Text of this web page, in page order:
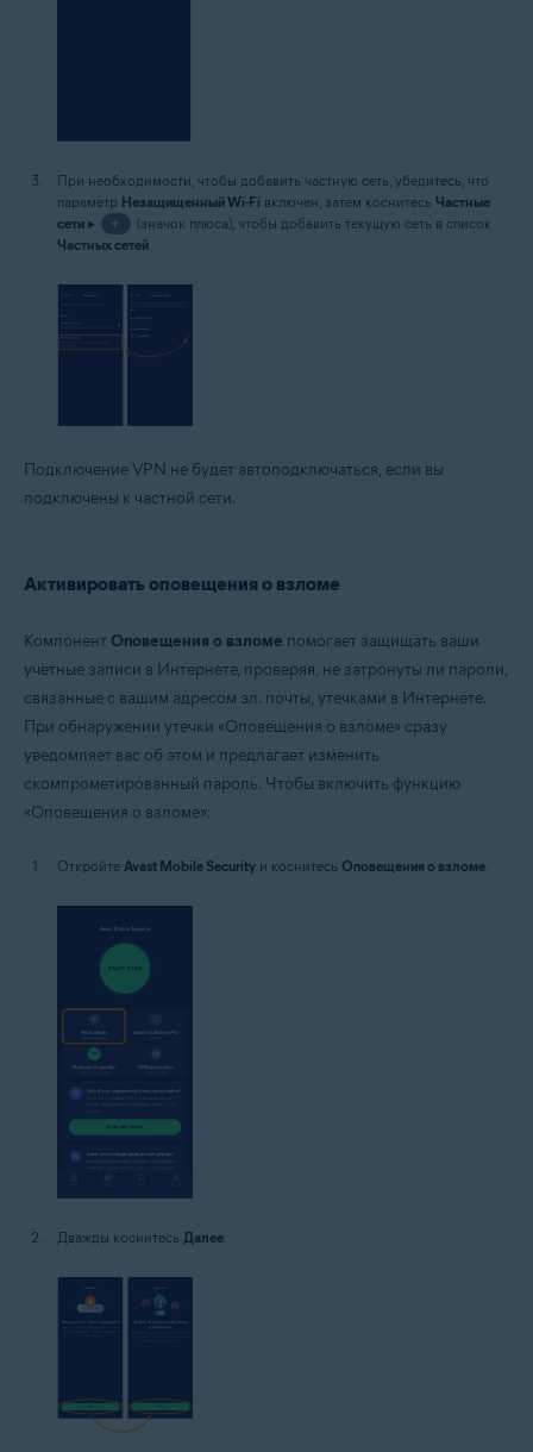
При необходимости, чтобы добавить частную сеть, убедитесь, что
параметр Незащищенный Wi-Fi включен, затем коснитесь Частные
сети ▸ +
(значок плюса), чтобы добавить текущую сеть в список
Частных сетей
Подключение VPN не будет автоподключаться, если вы
подключены к частной сети.
Активировать оповещения о взломе
Компонент Оповещения о взломе помогает защищать ваши
учетные записи в Интернете, проверяя, не затронуты ли пароли,
связанные с вашим адресом эл. почты, утечками в Интернете.
При обнаружении утечки «Оповещения о взломе» сразу
уведомляет вас об этом и предлагает изменить
скомпрометированный пароль. Чтобы включить функцию
«Оповещения о взломе»:
Откройте Avast Mobile Security и коснитесь Оповещения о взломе
Дважды коснитесь Далее.